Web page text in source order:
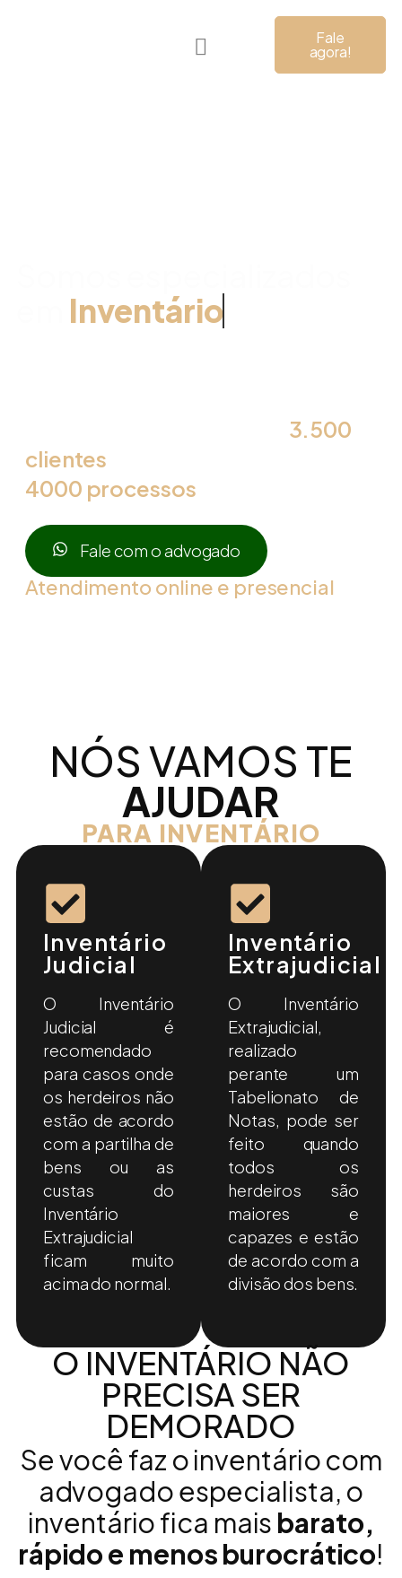
Fale
agora!
Inventário
3.500
clientes
4000 processos
Fale com o advogado
Atendimento online e presencial
NÓS VAMOS TE
AJUDAR
PARA INVENTÁRIO
Inventário
Judicial
O Inventário
Judicial é
recomendado
para casos onde
os herdeiros não
estão de acordo
com a partilha de
bens ou as
custas do
Inventário
Extrajudicial
ficam muito
acima do normal.
Inventário
Extrajudicial
O Inventário
Extrajudicial,
realizado
perante um
Tabelionato de
Notas, pode ser
feito quando
todos os
herdeiros são
maiores e
capazes e estão
de acordo com a
divisão dos bens.
O INVENTÁRIO NÃO
PRECISA SER
DEMORADO
Se você faz o inventário com
advogado especialista, o
inventário fica mais barato,
rápido e menos burocrático!​